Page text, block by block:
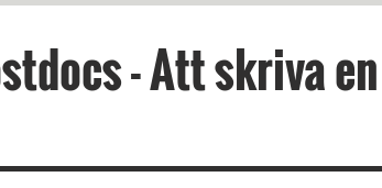
- Att skriva en